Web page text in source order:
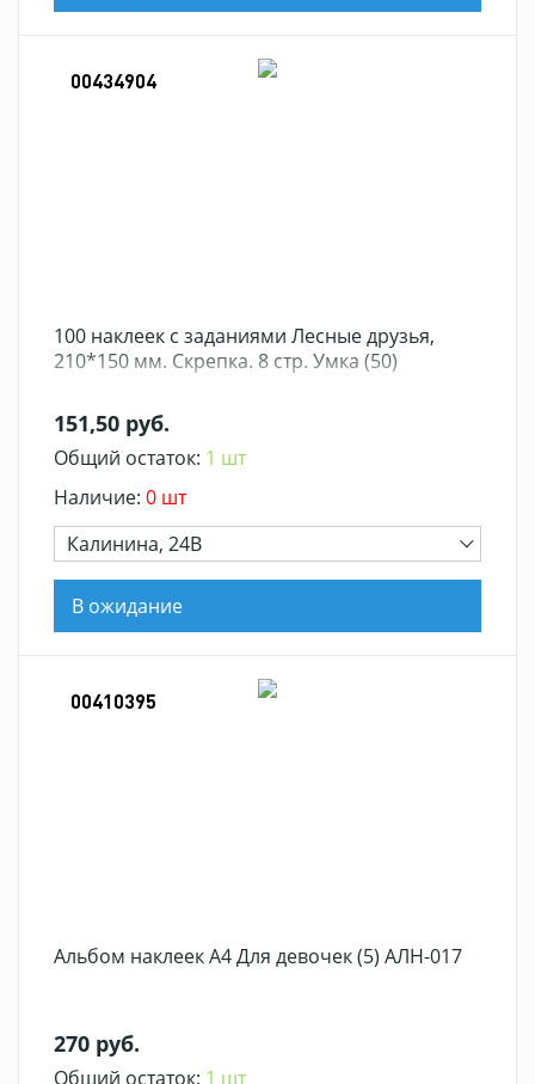
00434904
100 наклеек с заданиями Лесные друзья,
210*150 мм. Скрепка. 8 стр. Умка (50)
151,50 руб.
Общий остаток: 1 шт
Наличие: 0 шт
Калинина, 24В
В ожидание
00410395
Альбом наклеек А4 Для девочек (5) АЛН-017
270 руб.
Общий остаток: 1 шт